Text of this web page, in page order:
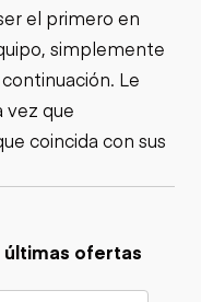
el primero en
simplemente
Le
vez que
coincida con sus
últimas ofertas